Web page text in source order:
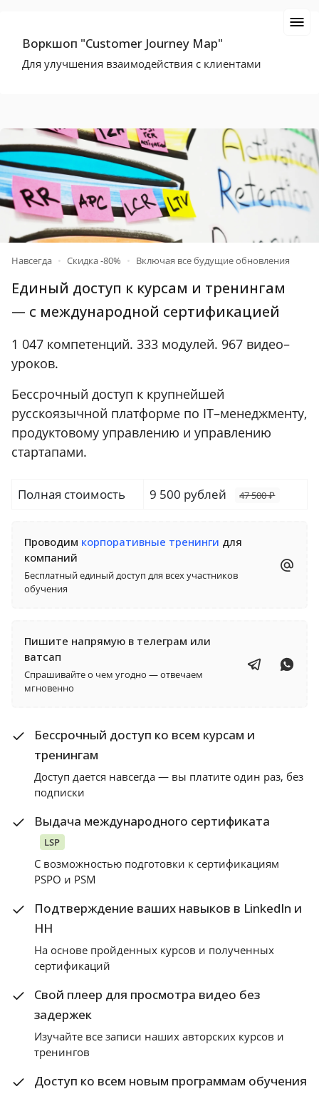
Воркшоп "Customer Journey Map"
Для улучшения взаимодействия с клиентами
Навсегда • Скидка -80% • Включая все будущие обновления
Единый доступ к курсам и тренингам
— c международной сертификацией
1 047 компетенций. 333 модулей. 967 видео–
уроков.
Бессрочный доступ к крупнейшей
русскоязычной платформе по IT–менеджменту,
продуктовому управлению и управлению
стартапами.
Полная стоимость 9 500 рублей 47 500 ₽
Проводим корпоративные тренинги для
компаний
Бесплатный единый доступ для всех участников
обучения
Пишите напрямую в телеграм или
ватсап
Спрашивайте о чем угодно — отвечаем
мгновенно
Бессрочный доступ ко всем курсам и
тренингам
Доступ дается навсегда — вы платите один раз, без
подписки
Выдача международного сертификата
LSP
С возможностью подготовки к сертификациям
PSPO и PSM
Подтверждение ваших навыков в LinkedIn и
HH
На основе пройденных курсов и полученных
сертификаций
Свой плеер для просмотра видео без
задержек
Изучайте все записи наших авторских курсов и
тренингов
Доступ ко всем новым программам обучения